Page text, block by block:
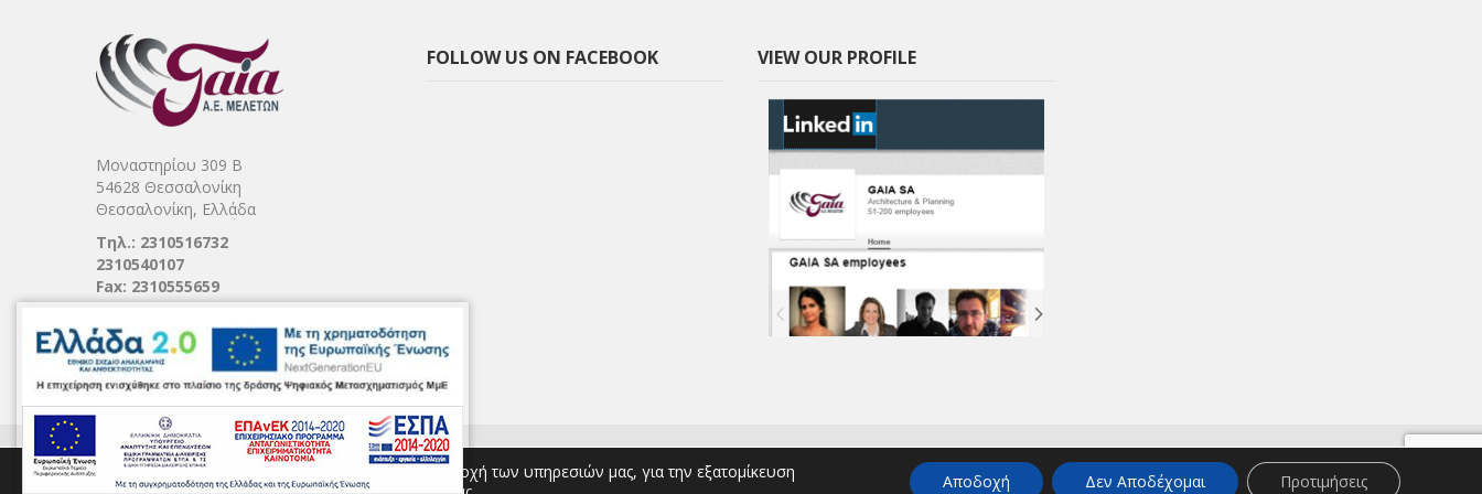
Μοναστηρίου 309 Β
54628 Θεσσαλονίκη
Θεσσαλονίκη, Ελλάδα
Τηλ.: 2310516732
2310540107
Fax: 2310555659
FOLLOW US ON FACEBOOK VIEW OUR PROFILE
© 2017 ΓΑΙΑ Α.Ε., All Rights Reserved | Powered by
Αυτός ο ιστότοπος χρησιμοποιεί cookies για την παροχή των υπηρεσιών μας, για την εξατομίκευση
Αποδοχή Δεν Αποδέχομαι Προτιμήσεις